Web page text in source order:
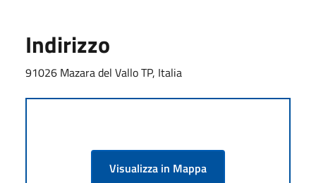
Indirizzo
91026 Mazara del Vallo TP, Italia
Visualizza in Mappa